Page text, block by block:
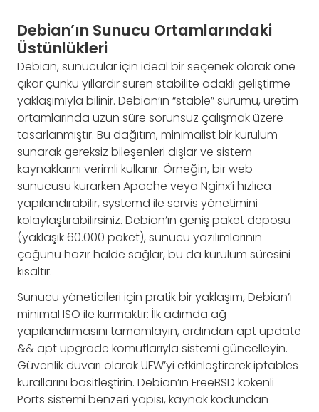
Debian’ın Sunucu Ortamlarındaki
Üstünlükleri
Debian, sunucular için ideal bir seçenek olarak öne
çıkar çünkü yıllardır süren stabilite odaklı geliştirme
yaklaşımıyla bilinir. Debian’ın “stable” sürümü, üretim
ortamlarında uzun süre sorunsuz çalışmak üzere
tasarlanmıştır. Bu dağıtım, minimalist bir kurulum
sunarak gereksiz bileşenleri dışlar ve sistem
kaynaklarını verimli kullanır. Örneğin, bir web
sunucusu kurarken Apache veya Nginx’i hızlıca
yapılandırabilir, systemd ile servis yönetimini
kolaylaştırabilirsiniz. Debian’ın geniş paket deposu
(yaklaşık 60.000 paket), sunucu yazılımlarının
çoğunu hazır halde sağlar, bu da kurulum süresini
kısaltır.
Sunucu yöneticileri için pratik bir yaklaşım, Debian’ı
minimal ISO ile kurmaktır: İlk adımda ağ
yapılandırmasını tamamlayın, ardından apt update
&& apt upgrade komutlarıyla sistemi güncelleyin.
Güvenlik duvarı olarak UFW’yi etkinleştirerek iptables
kurallarını basitleştirin. Debian’ın FreeBSD kökenli
Ports sistemi benzeri yapısı, kaynak kodundan